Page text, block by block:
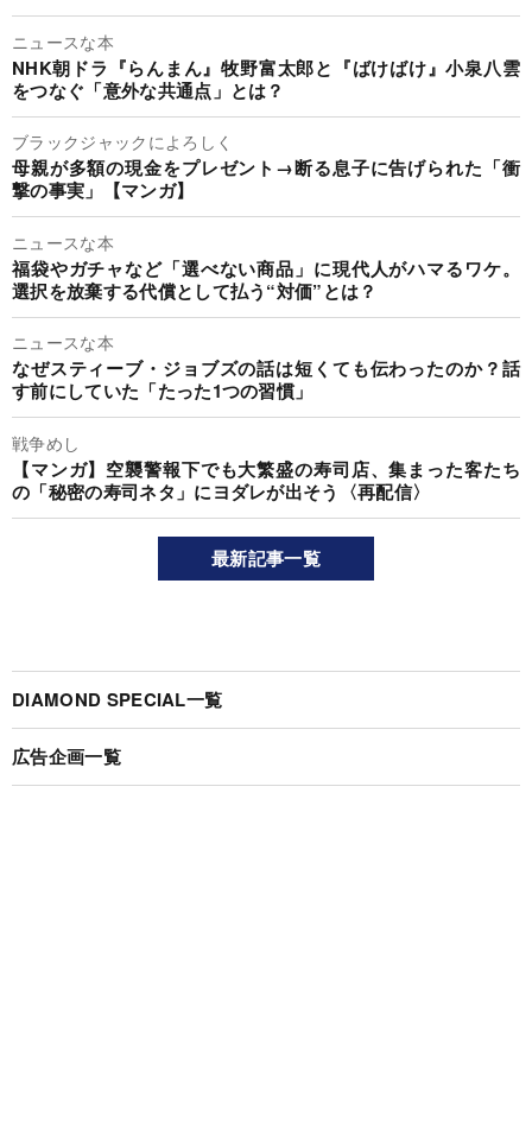
ニュースな本
NHK朝ドラ『らんまん』牧野富太郎と『ばけばけ』小泉八雲
をつなぐ「意外な共通点」とは？
ブラックジャックによろしく
母親が多額の現金をプレゼント→断る息子に告げられた「衝
撃の事実」【マンガ】
ニュースな本
福袋やガチャなど「選べない商品」に現代人がハマるワケ。
選択を放棄する代償として払う“対価”とは？
ニュースな本
なぜスティーブ・ジョブズの話は短くても伝わったのか？話
す前にしていた「たった1つの習慣」
戦争めし
【マンガ】空襲警報下でも大繁盛の寿司店、集まった客たち
の「秘密の寿司ネタ」にヨダレが出そう〈再配信〉
最新記事一覧
DIAMOND SPECIAL一覧
広告企画一覧